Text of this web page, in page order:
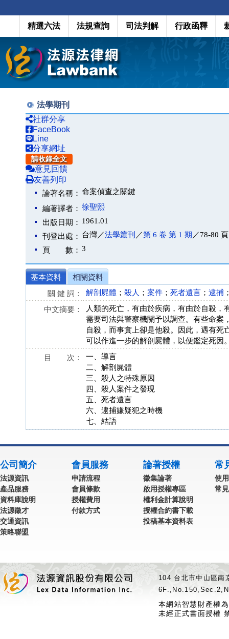
精選六法 法規查詢 司法判解 行政函釋
法學期刊
社群分享
FaceBook
Line
分享網址
請收錄全文
意見回饋
友善列印
論著名稱： 命案偵查之關鍵
編著譯者： 徐聖熙
出版日期： 1961.01
刊登出處： 台灣／法學叢刊 ／第 6 卷 第 1 期 ／78-80 頁
頁 數： 3
基本資料
相關資料
關 鍵 詞：
解剖屍體 ； 殺人 ； 案件 ； 死者遺言 ； 逮捕
中文摘要：
人類的死亡，有由於疾病，有由於自殺
需要司法與警察機關予以調查。有些命案
自殺，而事實上卻是他殺。因此，遇有
可以作進一步的解剖屍體，以便鑑定死因
目 次：
一、導言
二、解剖屍體
三、殺人之特殊原因
四、殺人案件之發現
五、死者遺言
六、逮捕嫌疑犯之時機
七、結語
公司簡介
法源資訊
產品服務
資料庫說明
法源徵才
交通資訊
策略聯盟
會員服務
申請流程
會員條款
授權費用
付款方式
論著授權
徵集論著
啟用授權專區
權利金計算說明
授權合約書下載
投稿基本資料表
常
使
常
104 台北市中山區
本網站智慧財產權
未經正式書面授權